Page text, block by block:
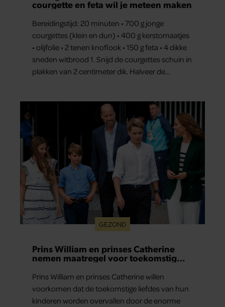
courgette en feta wil je meteen maken
Bereidingstijd: 20 minuten • 700 g jonge
courgettes (klein en dun) • 400 g kerstomaatjes
• olijfolie • 2 tenen knoflook • 150 g feta • 4 dikke
sneden witbrood 1. Snijd de courgettes schuin in
plakken van 2 centimeter dik. Halveer de
GEZOND
Prins William en prinses Catherine
nemen maatregel voor toekomstig
Prins William en prinses Catherine willen
voorkomen dat de toekomstige liefdes van hun
kinderen worden overvallen door de enorme